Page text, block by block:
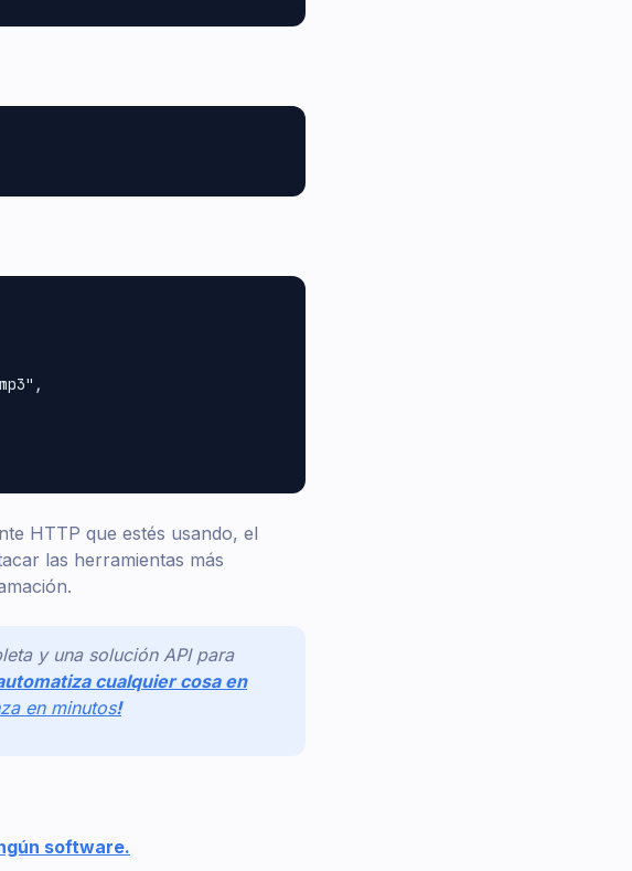
HTTP que estés usando, el
las herramientas más
y una solución API para
cualquier cosa en
en minutos!
software.